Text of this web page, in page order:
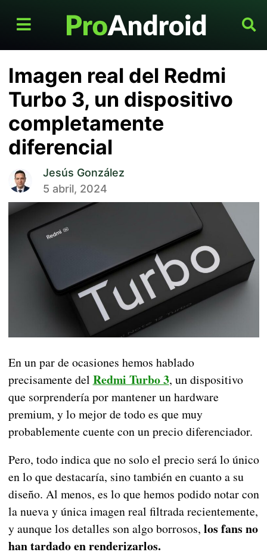
Imagen real del Redmi
Turbo 3, un dispositivo
completamente
diferencial
Jesús González
5 abril, 2024
En un par de ocasiones hemos hablado
precisamente del Redmi Turbo 3, un dispositivo
que sorprendería por mantener un hardware
premium, y lo mejor de todo es que muy
probablemente cuente con un precio diferenciador.
Pero, todo indica que no solo el precio será lo único
en lo que destacaría, sino también en cuanto a su
diseño. Al menos, es lo que hemos podido notar con
la nueva y única imagen real filtrada recientemente,
y aunque los detalles son algo borrosos, los fans no
han tardado en renderizarlos.